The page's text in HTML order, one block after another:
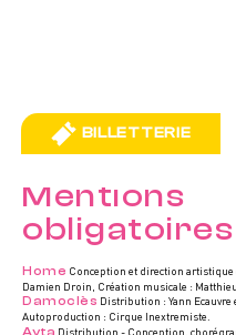
BILLETTERIE
Mentions
obligatoires
Home Conception et direction artistique
Damien Droin, Création musicale : Matthieu
Damoclès Distribution : Yann Ecauvre
Autoproduction : Cirque Inextremiste.
Ayta Distribution - Conception,